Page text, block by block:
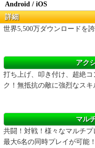
Android / iOS
詳細
世界5,500万ダウンロードを
アク
打ち上げ、叩き付け、超絶
ク！無抵抗の敵に強烈なスキ
マル
共闘！対戦！様々なマルチプ
最大6名の同時プレイが可能